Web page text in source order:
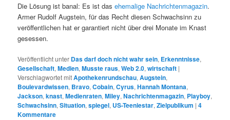
Die Lösung ist banal: Es ist dasehemalige Nachrichtenmagazin.
Armer Rudolf Augstein, für das Recht diesen Schwachsinn zu
veröffentlichen hat er garantiert nicht über drei Monate im Knast
gesessen.
Veröffentlicht unter Das darf doch nicht wahr sein, Erkenntnisse,
Gesellschaft,Medien,Musste raus,Web 2.0,wirtschaft |
Verschlagwortet mitApothekenrundschau,Augstein,
Boulevardwissen, Bravo,Cobain,Cyrus,Hannah Montana,
Jackson,knast,Medienraten,Miley,Nachrichtenmagazin, Playboy,
Schwachsinn,Situation,spiegel, US-Teeniestar,Zielpublikum |4
Kommentare